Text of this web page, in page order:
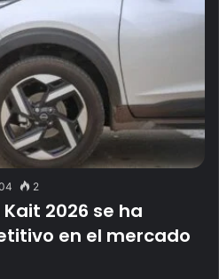
2
2026 se ha
en el mercado